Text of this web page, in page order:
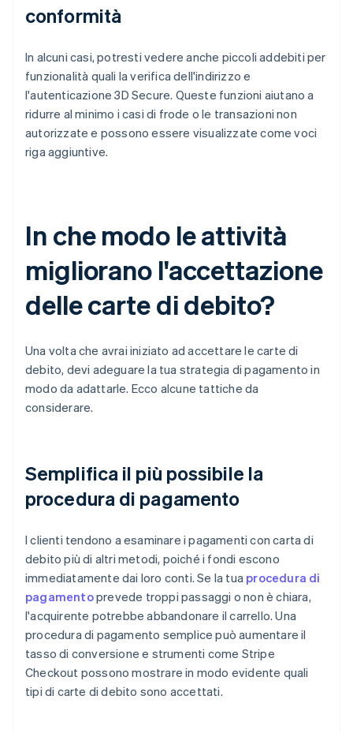
conformità
In alcuni casi, potresti vedere anche piccoli addebiti per
funzionalità quali la verifica dell'indirizzo e
l'autenticazione 3D Secure. Queste funzioni aiutano a
ridurre al minimo i casi di frode o le transazioni non
autorizzate e possono essere visualizzate come voci
riga aggiuntive.
In che modo le attività
migliorano l'accettazione
delle carte di debito?
Una volta che avrai iniziato ad accettare le carte di
debito, devi adeguare la tua strategia di pagamento in
modo da adattarle. Ecco alcune tattiche da
considerare.
Semplifica il più possibile la
procedura di pagamento
I clienti tendono a esaminare i pagamenti con carta di
debito più di altri metodi, poiché i fondi escono
immediatamente dai loro conti. Se la tua procedura di
pagamentoprevede troppi passaggi o non è chiara,
l'acquirente potrebbe abbandonare il carrello. Una
procedura di pagamento semplice può aumentare il
tasso di conversione e strumenti come Stripe
Checkout possono mostrare in modo evidente quali
tipi di carte di debito sono accettati.